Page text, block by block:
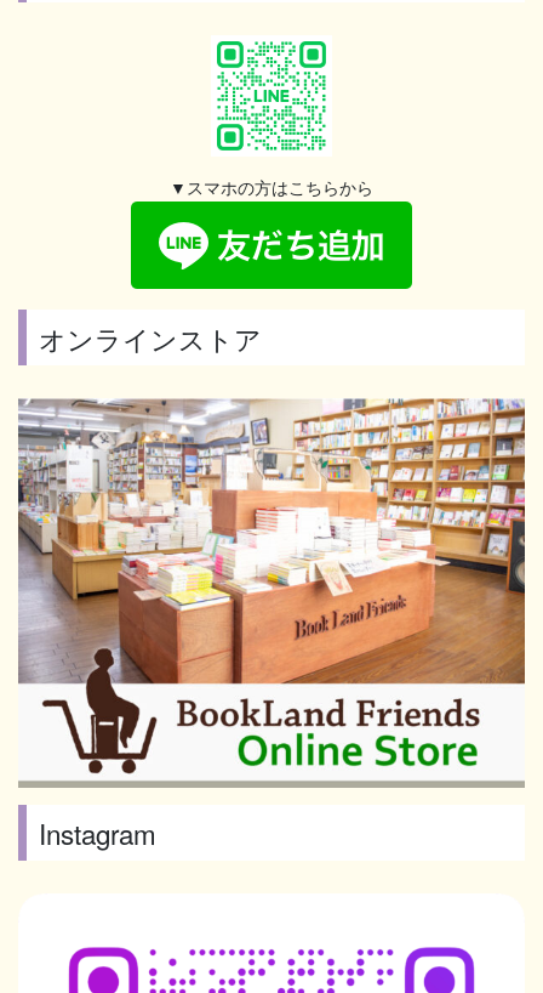
▼スマホの方はこちらから
オンラインストア
Instagram